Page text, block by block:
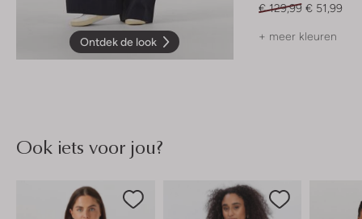
Ontdek de look
€ 129,99 € 51,99
+ meer kleuren
Ook iets voor jou?